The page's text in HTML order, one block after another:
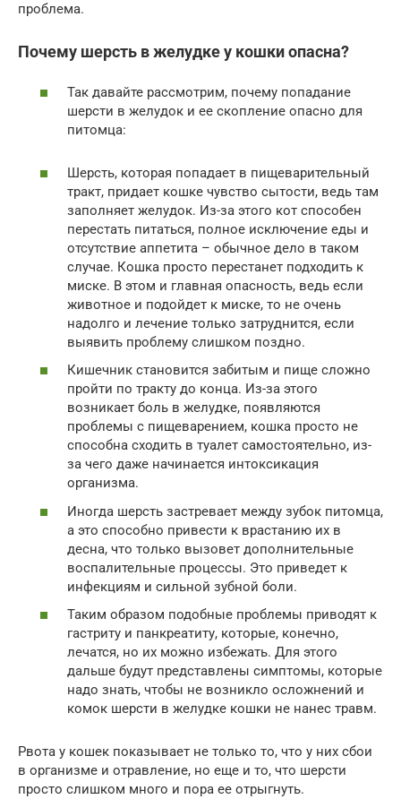
проблема.
Почему шерсть в желудке у кошки опасна?
Так давайте рассмотрим, почему попадание
шерсти в желудок и ее скопление опасно для
питомца:
Шерсть, которая попадает в пищеварительный
тракт, придает кошке чувство сытости, ведь там
заполняет желудок. Из-за этого кот способен
перестать питаться, полное исключение еды и
отсутствие аппетита – обычное дело в таком
случае. Кошка просто перестанет подходить к
миске. В этом и главная опасность, ведь если
животное и подойдет к миске, то не очень
надолго и лечение только затруднится, если
выявить проблему слишком поздно.
Кишечник становится забитым и пище сложно
пройти по тракту до конца. Из-за этого
возникает боль в желудке, появляются
проблемы с пищеварением, кошка просто не
способна сходить в туалет самостоятельно, из-
за чего даже начинается интоксикация
организма.
Иногда шерсть застревает между зубок питомца,
а это способно привести к врастанию их в
десна, что только вызовет дополнительные
воспалительные процессы. Это приведет к
инфекциям и сильной зубной боли.
Таким образом подобные проблемы приводят к
гастриту и панкреатиту, которые, конечно,
лечатся, но их можно избежать. Для этого
дальше будут представлены симптомы, которые
надо знать, чтобы не возникло осложнений и
комок шерсти в желудке кошки не нанес травм.
Рвота у кошек показывает не только то, что у них сбои
в организме и отравление, но еще и то, что шерсти
просто слишком много и пора ее отрыгнуть.